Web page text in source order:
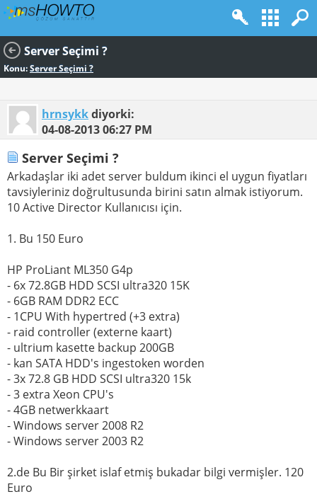
Server Seçimi ?
Konu:Server Seçimi ?
hrnsykkdiyorki:
04-08-201306:27 PM
Server Seçimi ?
Arkadaşlar iki adet server buldum ikinci el uygun fiyatları
tavsiyleriniz doğrultusunda birini satın almak istiyorum.
10 Active Director Kullanıcısı için.
1. Bu 150 Euro
HP ProLiant ML350 G4p
- 6x 72.8GB HDD SCSI ultra320 15K
- 6GB RAM DDR2 ECC
- 1CPU With hypertred (+3 extra)
- raid controller (externe kaart)
- ultrium kasette backup 200GB
- kan SATA HDD's ingestoken worden
- 3x 72.8 GB HDD SCSI ultra320 15k
- 3 extra Xeon CPU's
- 4GB netwerkkaart
- Windows server 2008 R2
- Windows server 2003 R2
2.de Bu Bir şirket islaf etmiş bukadar bilgi vermişler. 120
Euro